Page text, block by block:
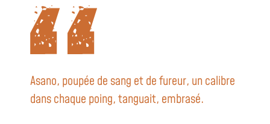
Asano, poupée de sang et de fureur, un calibre
dans chaque poing, tanguait, embrasé.